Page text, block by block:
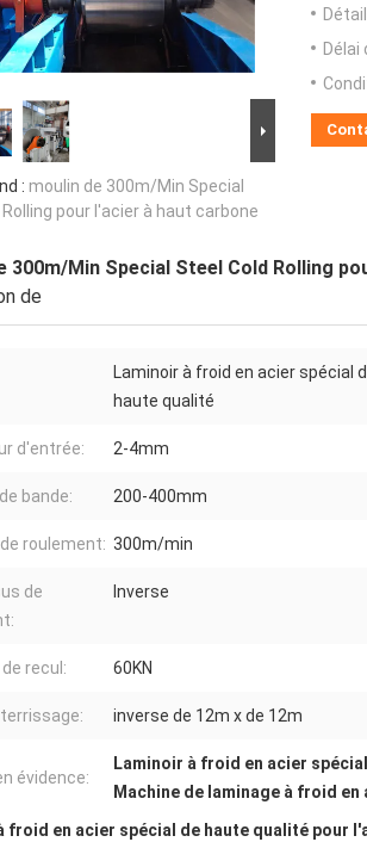
: moulin de 300m/Min Special
pour l'acier à haut carbone
Délai
300m/Min Special Steel Cold Rolling
de
Laminoir à froid en acier spécial
haute qualité
d'entrée: 2-4mm
bande: 200-400mm
roulement: 300m/min
de
Inverse
recul: 60KN
inverse de 12m x de 12m
évidence:
Laminoir à froid en acier spécial
Machine de laminage à froid
froid en acier spécial de haute qualité pour